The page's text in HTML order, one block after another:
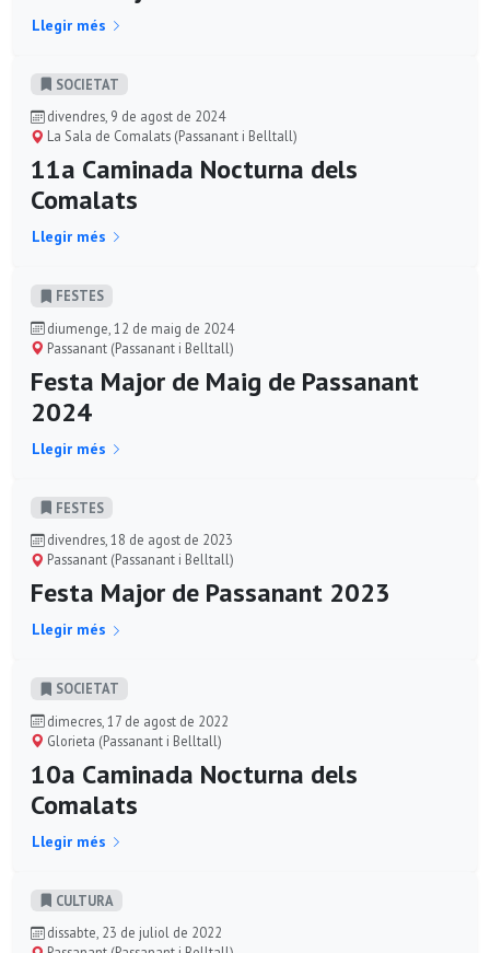
Llegir més
SOCIETAT
divendres, 9 de agost de 2024
La Sala de Comalats (Passanant i Belltall)
11a Caminada Nocturna dels
Comalats
Llegir més
FESTES
diumenge, 12 de maig de 2024
Passanant (Passanant i Belltall)
Festa Major de Maig de Passanant
2024
Llegir més
FESTES
divendres, 18 de agost de 2023
Passanant (Passanant i Belltall)
Festa Major de Passanant 2023
Llegir més
SOCIETAT
dimecres, 17 de agost de 2022
Glorieta (Passanant i Belltall)
10a Caminada Nocturna dels
Comalats
Llegir més
CULTURA
dissabte, 23 de juliol de 2022